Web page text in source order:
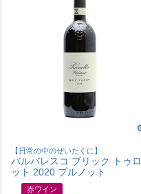
【日常の中のぜいたくに】
バルバレスコ ブリック トゥロ
ット 2020 プルノット
赤ワイン